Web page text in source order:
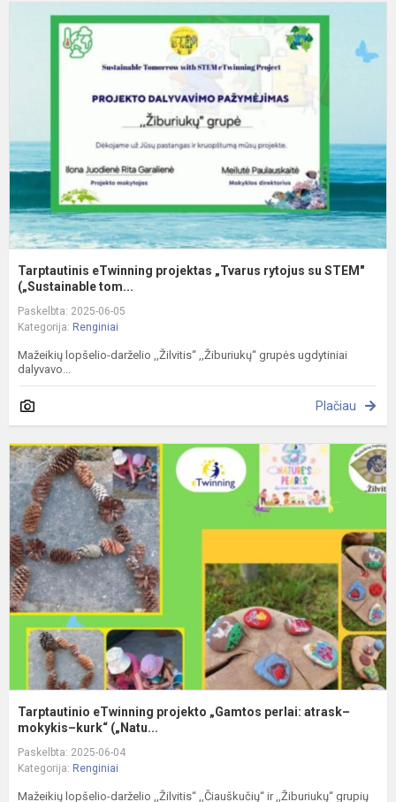
Tarptautinis eTwinning projektas „Tvarus rytojus su STEM"
(„Sustainable tom...
Paskelbta: 2025-06-05
Kategorija: Renginiai
Mažeikių lopšelio-darželio ,,Žilvitis‘‘ ,,Žiburiukų‘‘ grupės ugdytiniai
dalyvavo...
Plačiau
Tarptautinio eTwinning projekto „Gamtos perlai: atrask–
mokykis–kurk“ („Natu...
Paskelbta: 2025-06-04
Kategorija: Renginiai
Mažeikių lopšelio-darželio ,,Žilvitis‘‘ ,,Čiauškučių‘‘ ir ,,Žiburiukų‘‘ grupių